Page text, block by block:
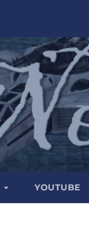
YOUTUBE